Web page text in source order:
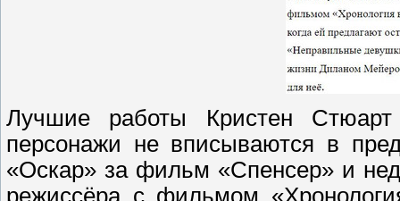
Лучшие работы Кристен
персонажи не вписываются в
«Оскар» за фильм «Спенсер» и
режиссёра с фильмом